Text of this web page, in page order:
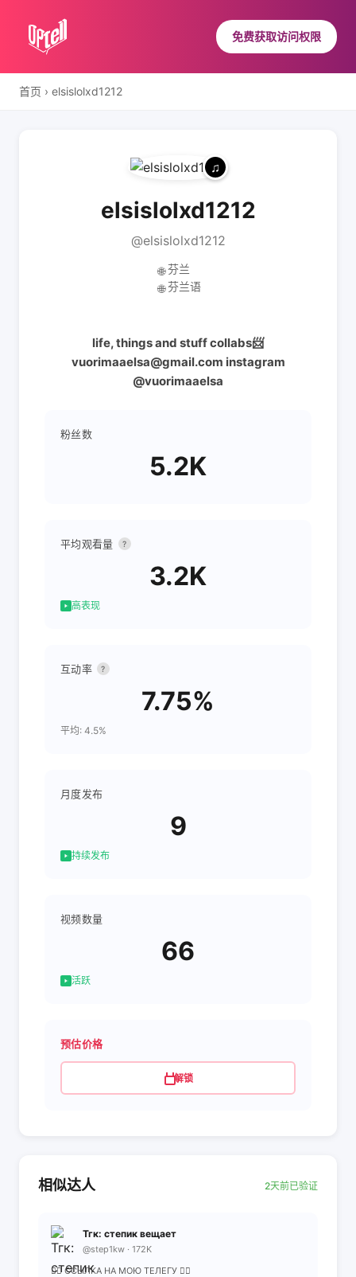
免费获取访问权限
首页 › elsislolxd1212
elsislolxd1212
@elsislolxd1212
🌐 芬兰
🌐 芬兰语
life, things and stuff collabs📨
vuorimaaelsa@gmail.com instagram
@vuorimaaelsa
粉丝数
5.2K
平均观看量 ?
3.2K
高表现
互动率 ?
7.75%
平均: 4.5%
月度发布
9
持续发布
视频数量
66
活跃
预估价格
解锁
相似达人 2天前已验证
Тгк: степик вещает
@step1kw · 172K
👇🏻 ССЫЛКА НА МОЮ ТЕЛЕГУ 👇🏻